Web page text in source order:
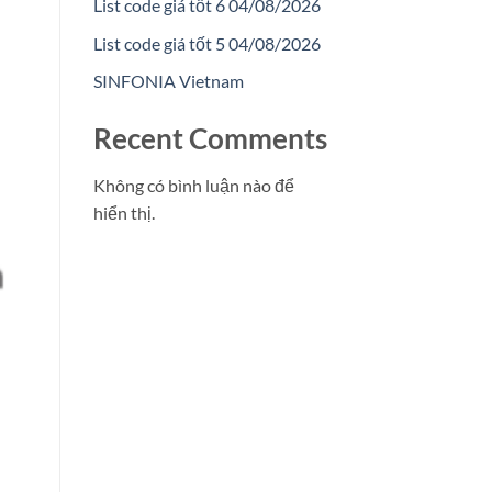
List code giá tốt 6 04/08/2026
List code giá tốt 5 04/08/2026
SINFONIA Vietnam
Recent Comments
Không có bình luận nào để
hiển thị.